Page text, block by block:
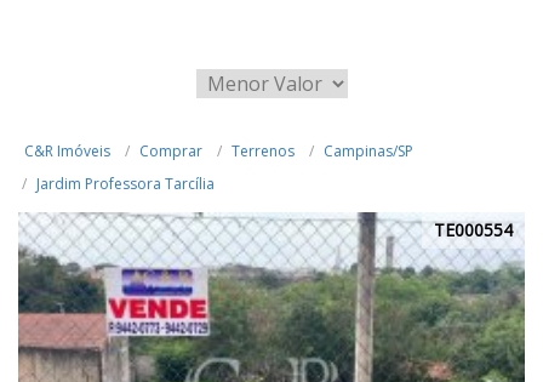
C&R Imóveis Comprar Terrenos
Campinas/SP
Jardim Professora Tarcília
TE000554